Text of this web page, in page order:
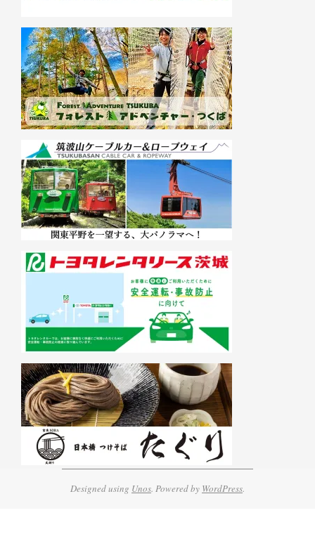
Designed using Unos. Powered by WordPress.